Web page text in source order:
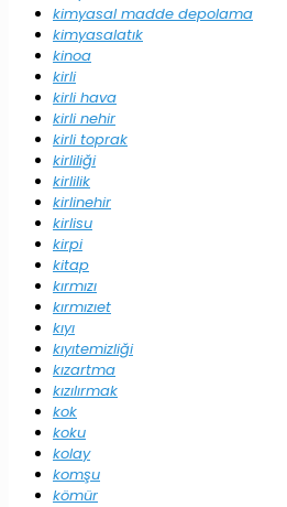
kimyasal madde depolama
kimyasalatık
kinoa
kirli
kirli hava
kirli nehir
kirli toprak
kirliliği
kirlilik
kirlinehir
kirlisu
kirpi
kitap
kırmızı
kırmızıet
kıyı
kıyıtemizliği
kızartma
kızılırmak
kok
koku
kolay
komşu
kömür